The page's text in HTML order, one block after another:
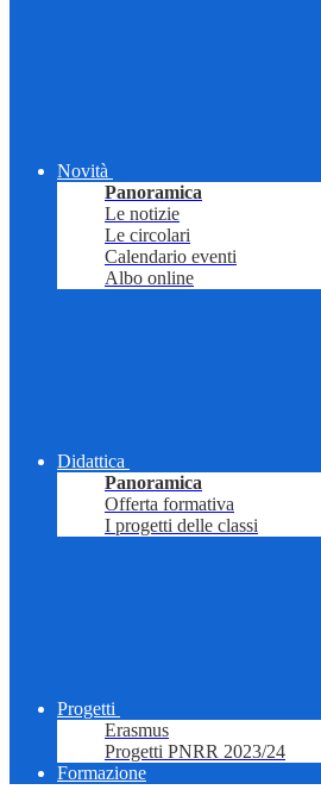
Novità
Panoramica
Le notizie
Le circolari
Calendario eventi
Albo online
Didattica
Panoramica
Offerta formativa
I progetti delle classi
Progetti
Erasmus
Progetti PNRR 2023/24
Formazione